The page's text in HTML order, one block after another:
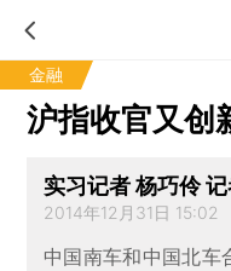
金融
沪指收官又创
实习记者 杨巧伶
2014年12月31日 15:02
中国南车和中国北车